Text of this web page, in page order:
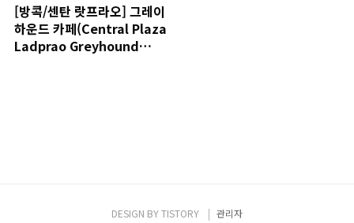
[방콕/센탄 랏프라오] 그레이
하운드 카페(Central Plaza
Ladprao Greyhound
DESIGN BYTISTORY 관리자